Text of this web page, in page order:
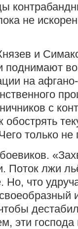
не
и
поднимают
на
с
обострять
только
Поток лжи
что
эти господа